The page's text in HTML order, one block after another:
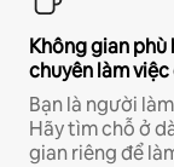
Không gian
chuyên làm
Bạn là người
Hãy tìm chỗ ở
gian riêng để